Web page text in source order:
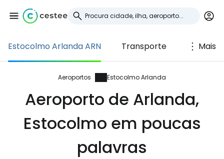
Estocolmo Arlanda ARN Transporte Mais
Aeroportos Estocolmo Arlanda
Aeroporto de Arlanda,
Estocolmo em poucas
palavras
Iniciar sessão no
Cestee
... a comunidade mundial de viajantes
Continuar com o Google